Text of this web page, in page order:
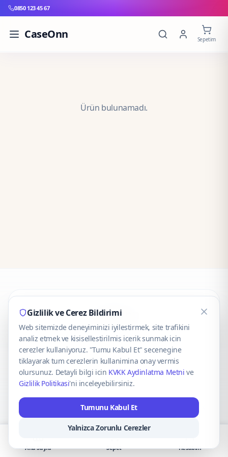
0850 123 45 67
CaseOnn Sepetim
Ürün bulunamadı.
CaseOnn
© 2025 CaseOnn. Tüm hakları saklıdır.
VISA Mastercard
Gizlilik ve Cerez Bildirimi
Web sitemizde deneyiminizi iyilestirmek, site trafikini
analiz etmek ve kisisellestirilmis icerik sunmak icin
cerezler kullaniyoruz. "Tumu Kabul Et" secenegine
tiklayarak tum cerezlerin kullanimina onay vermis
olursunuz. Detayli bilgi icin KVKK Aydinlatma Metni ve
Gizlilik Politikasi'ni inceleyebilirsiniz.
Tumunu Kabul Et
Yalnizca Zorunlu Cerezler
Ana Sayfa Sepet Hesabım